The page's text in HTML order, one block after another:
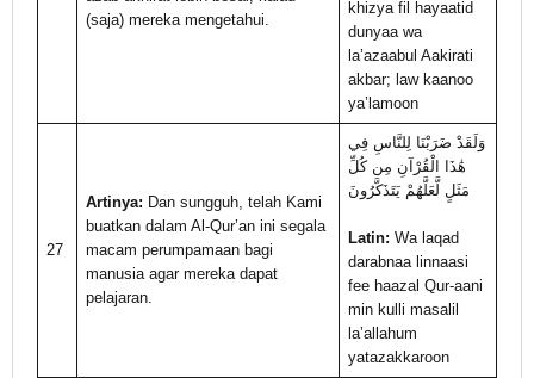
(saja) mereka mengetahui.
khizya fil hayaatid
dunyaa wa
la’azaabul Aakirati
akbar; law kaanoo
ya’lamoon
27
Artinya: Dan sungguh, telah Kami
buatkan dalam Al-Qur’an ini segala
macam perumpamaan bagi
manusia agar mereka dapat
pelajaran.
وَلَقَدْ ضَرَبْنَا لِلنَّاسِ فِي
هَٰذَا الْقُرْآنِ مِن كُلِّ
مَثَلٍ لَّعَلَّهُمْ يَتَذَكَّرُونَ
Latin: Wa laqad
darabnaa linnaasi
fee haazal Qur-aani
min kulli masalil
la’allahum
yatazakkaroon